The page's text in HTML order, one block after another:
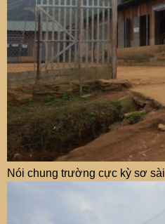
Nói chung trường cực kỳ sơ sài